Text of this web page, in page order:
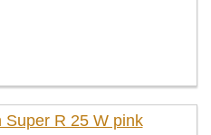
Super R 25 W pink